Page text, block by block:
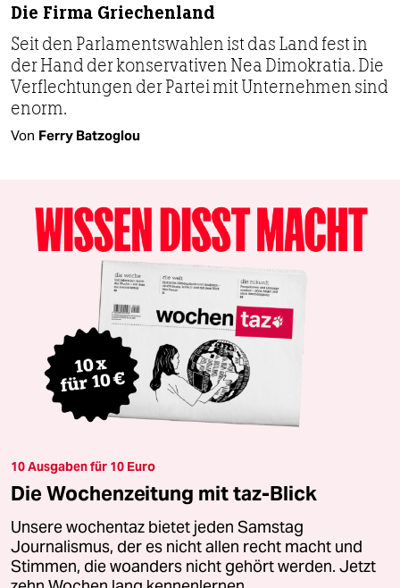
Die Firma Griechenland
Seit den Parlamentswahlen ist das Land fest in
der Hand der konservativen Nea Dimokratia. Die
Verflechtungen der Partei mit Unternehmen sind
enorm.
Von Ferry Batzoglou
10 Ausgaben für 10 Euro
Die Wochenzeitung mit taz-Blick
Unsere wochentaz bietet jeden Samstag
Journalismus, der es nicht allen recht macht und
Stimmen, die woanders nicht gehört werden. Jetzt